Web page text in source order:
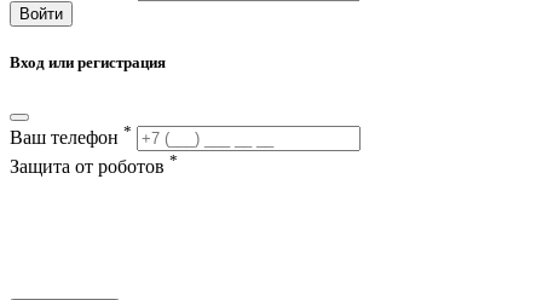
Войти
Вход или регистрация
Ваш телефон *
Защита от роботов *